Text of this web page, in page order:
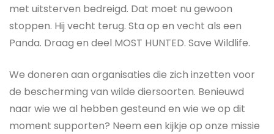
met uitsterven bedreigd. Dat moet nu gewoon
stoppen. Hij vecht terug. Sta op en vecht als een
Panda. Draag en deel MOST HUNTED. Save Wildlife.
We doneren aan organisaties die zich inzetten voor
de bescherming van wilde diersoorten. Benieuwd
naar wie we al hebben gesteund en wie we op dit
moment supporten? Neem een kijkje op onze missie